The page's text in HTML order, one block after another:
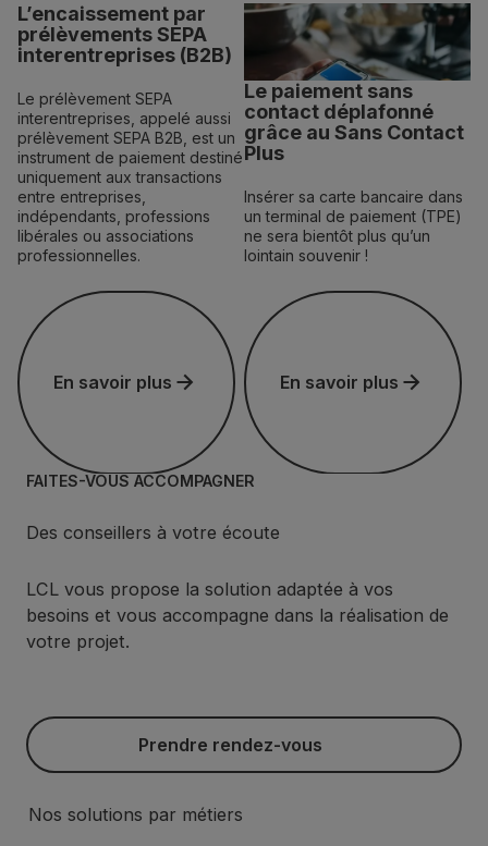
L’encaissement par
prélèvements SEPA
interentreprises (B2B)
Le prélèvement SEPA
interentreprises, appelé aussi
prélèvement SEPA B2B, est un
instrument de paiement destiné
uniquement aux transactions
entre entreprises,
indépendants, professions
libérales ou associations
professionnelles.
En savoir plus
En savoir plus
Le paiement sans
contact déplafonné
grâce au Sans Contact
Plus
Insérer sa carte bancaire dans
un terminal de paiement (TPE)
ne sera bientôt plus qu’un
lointain souvenir !
En savoir plus
En savoir plus
FAITES-VOUS ACCOMPAGNER
Des conseillers à votre écoute
LCL vous propose la solution adaptée à vos
besoins et vous accompagne dans la réalisation de
votre projet.
Prendre rendez-vous
Prendre rendez-vous
Nos solutions par métiers